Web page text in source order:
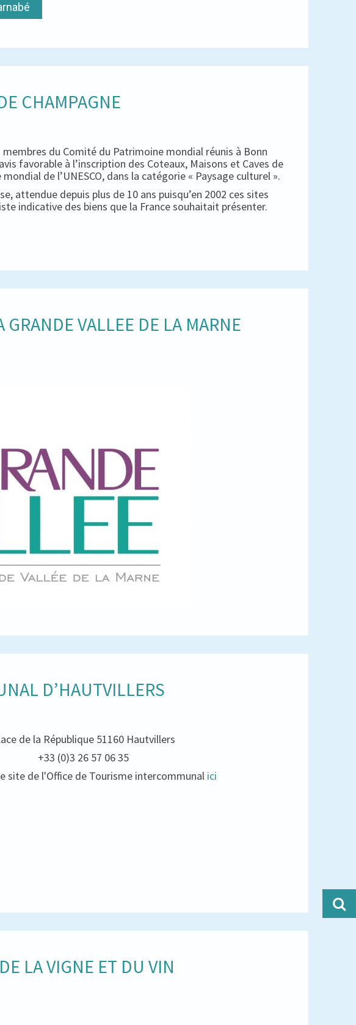
CHAMPAGNE
membres du Comité du Patrimoine mondial réunis à Bonn
favorable à l’inscription des Coteaux, Maisons et Caves de
de l’UNESCO, dans la catégorie « Paysage culturel ».
attendue depuis plus de 10 ans puisqu’en 2002 ces sites
indicative des biens que la France souhaitait présenter.
VALLEE DE LA MARNE
D’HAUTVILLERS
de la République 51160 Hautvillers
+33 (0)3 26 57 06 35
site de l'Office de Tourisme intercommunal ici
LA VIGNE ET DU VIN